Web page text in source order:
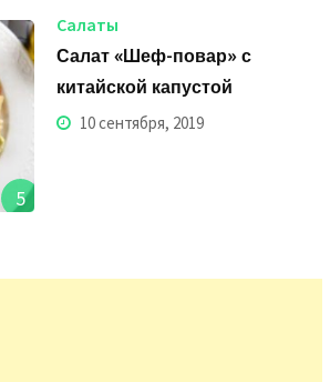
5
Салаты
Салат «Шеф-повар» с
китайской капустой
10 сентября, 2019